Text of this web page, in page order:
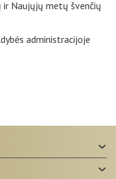
ir Naujųjų metų švenčių
administracijoje